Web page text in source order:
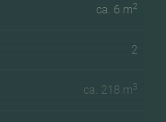
ca. 6 m2
2
ca. 218 m3